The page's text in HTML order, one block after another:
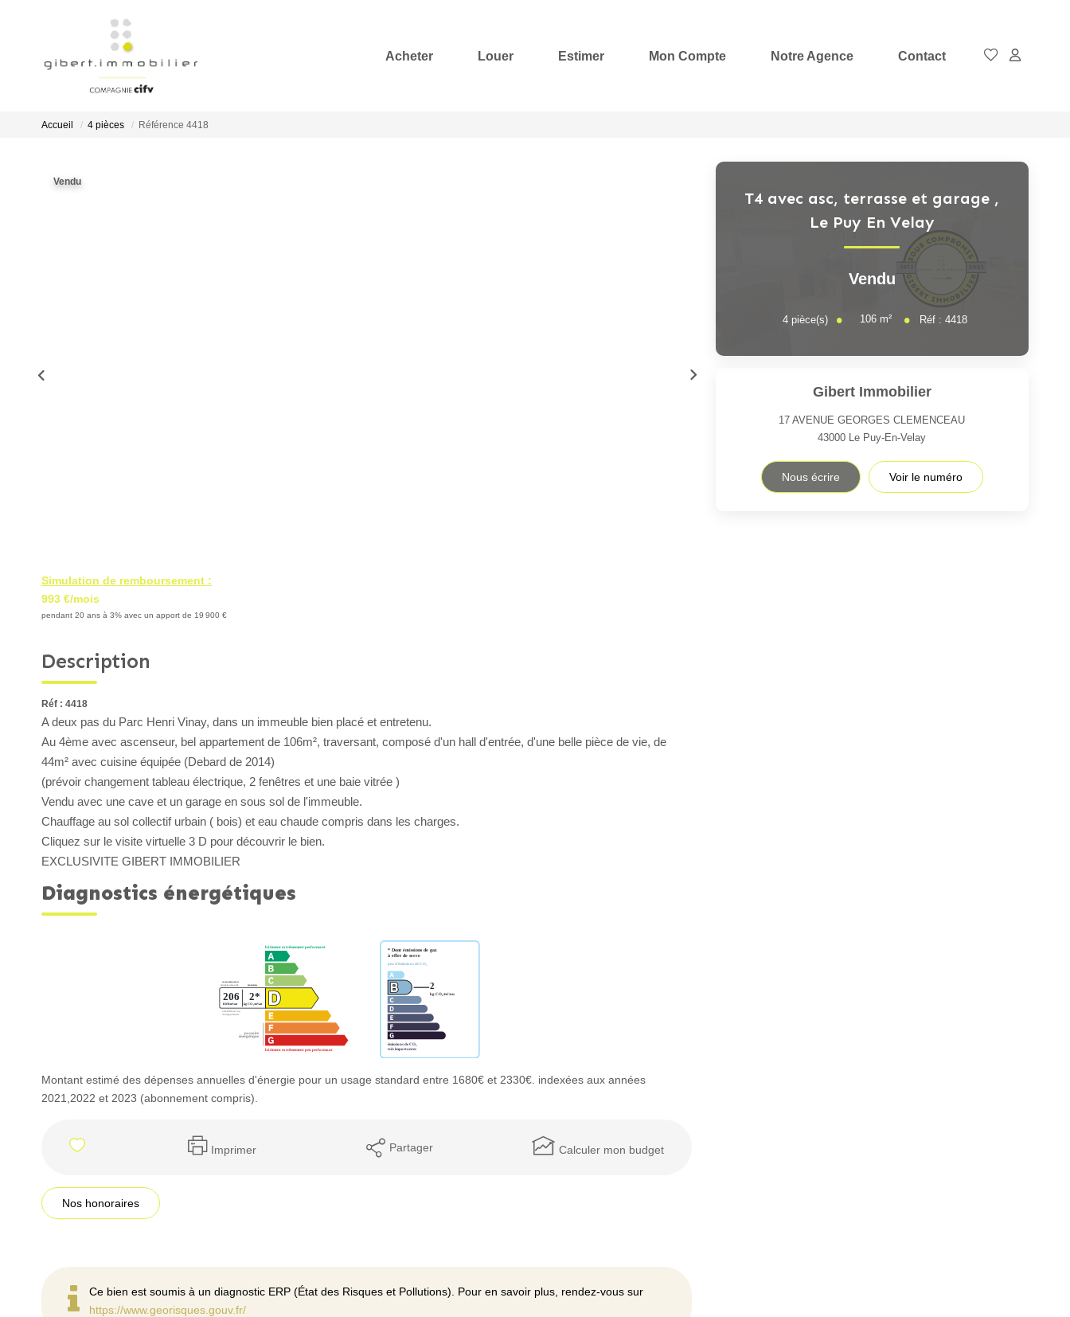
Acheter Louer Estimer Mon Compte Notre Agence Contact
Accueil 4 pièces Référence 4418
Vendu
Simulation de remboursement :
993 €/mois
pendant 20 ans à 3% avec un apport de 19 900 €
Description
Réf : 4418
A deux pas du Parc Henri Vinay, dans un immeuble bien placé et entretenu.
Au 4ème avec ascenseur, bel appartement de 106m², traversant, composé d'un hall d'entrée, d'une belle pièce de vie, de
44m² avec cuisine équipée (Debard de 2014)
(prévoir changement tableau électrique, 2 fenêtres et une baie vitrée )
Vendu avec une cave et un garage en sous sol de l'immeuble.
Chauffage au sol collectif urbain ( bois) et eau chaude compris dans les charges.
Cliquez sur le visite virtuelle 3 D pour découvrir le bien.
EXCLUSIVITE GIBERT IMMOBILIER
Diagnostics énergétiques
Montant estimé des dépenses annuelles d'énergie pour un usage standard entre 1680€ et 2330€. indexées aux années
2021,2022 et 2023 (abonnement compris).
Imprimer Partager Calculer mon budget
Nos honoraires
Ce bien est soumis à un diagnostic ERP (État des Risques et Pollutions). Pour en savoir plus, rendez-vous sur
https://www.georisques.gouv.fr/
T4 avec asc, terrasse et garage ,
Le Puy En Velay
Vendu
4 pièce(s) 106 m² Réf :4418
Gibert Immobilier
17 AVENUE GEORGES CLEMENCEAU
43000 Le Puy-En-Velay
Nous écrire Voir le numéro